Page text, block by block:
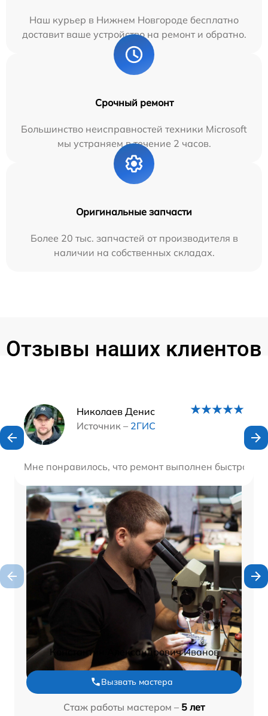
Наш курьер в Нижнем Новгороде бесплатно
доставит ваше устройство на ремонт и обратно.
Срочный ремонт
Большинство неисправностей техники Microsoft
мы устраняем в течение 2 часов.
Оригинальные запчасти
Более 20 тыс. запчастей от производителя в
наличии на собственных складах.
Отзывы наших клиентов
Николаев Денис
Источник – 2ГИС
Мне понравилось, что ремонт выполнен быстро и
Наши мастера
Константин Александрович Иванов
Вызвать мастера
Стаж работы мастером – 5 лет